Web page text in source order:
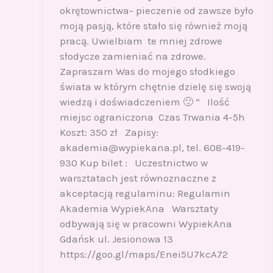
okrętownictwa- pieczenie od zawsze było
moją pasją, które stało się również moją
pracą. Uwielbiam te mniej zdrowe
słodycze zamieniać na zdrowe.
Zapraszam Was do mojego słodkiego
świata w którym chętnie dzielę się swoją
wiedzą i doświadczeniem 🙂 “ Ilość
miejsc ograniczona Czas Trwania 4-5h
Koszt: 350 zł Zapisy:
akademia@wypiekana.pl, tel. 608-419-
930 Kup bilet : Uczestnictwo w
warsztatach jest równoznaczne z
akceptacją regulaminu: Regulamin
Akademia WypiekAna Warsztaty
odbywają się w pracowni WypiekAna
Gdańsk ul. Jesionowa 13
https://goo.gl/maps/Enei5U7kcA72